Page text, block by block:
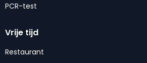
PCR-test
Vrije tijd
Restaurant